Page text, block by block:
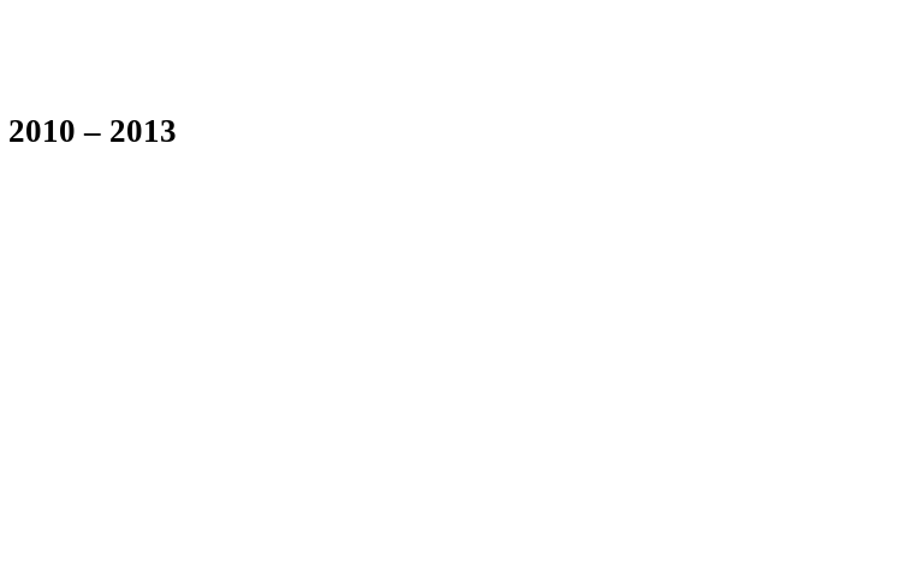
2010 – 2013